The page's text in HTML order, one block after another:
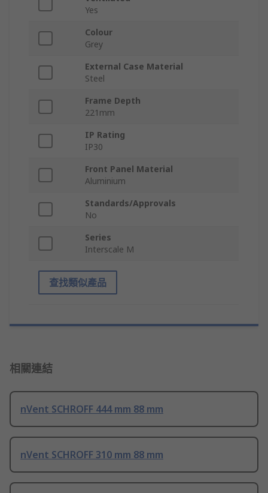
Yes
Colour
Grey
External Case Material
Steel
Frame Depth
221mm
IP Rating
IP30
Front Panel Material
Aluminium
Standards/Approvals
No
Series
Interscale M
查找類似產品
相關連結
nVent SCHROFF 444 mm 88 mm
nVent SCHROFF 310 mm 88 mm